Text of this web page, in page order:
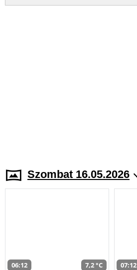
Szombat 16.05.2026
06:12 7,2 °C 07:12